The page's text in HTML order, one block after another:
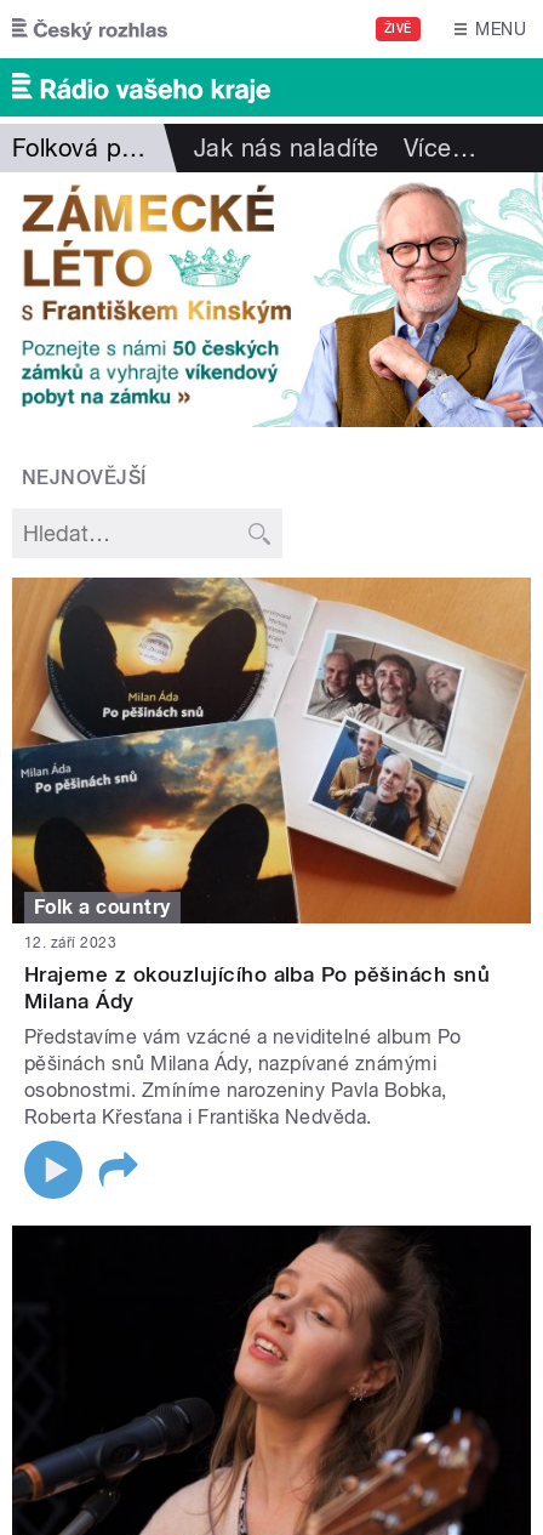
Přejít k hlavnímu obsahu
ŽIVĚ MENU
Folková pohlazení Jak nás naladíte Více…
NEJNOVĚJŠÍ
Folk a country
12. září 2023
Hrajeme z okouzlujícího alba Po pěšinách snů
Milana Ády
Představíme vám vzácné a neviditelné album Po
pěšinách snů Milana Ády, nazpívané známými
osobnostmi. Zmíníme narozeniny Pavla Bobka,
Roberta Křesťana i Františka Nedvěda.